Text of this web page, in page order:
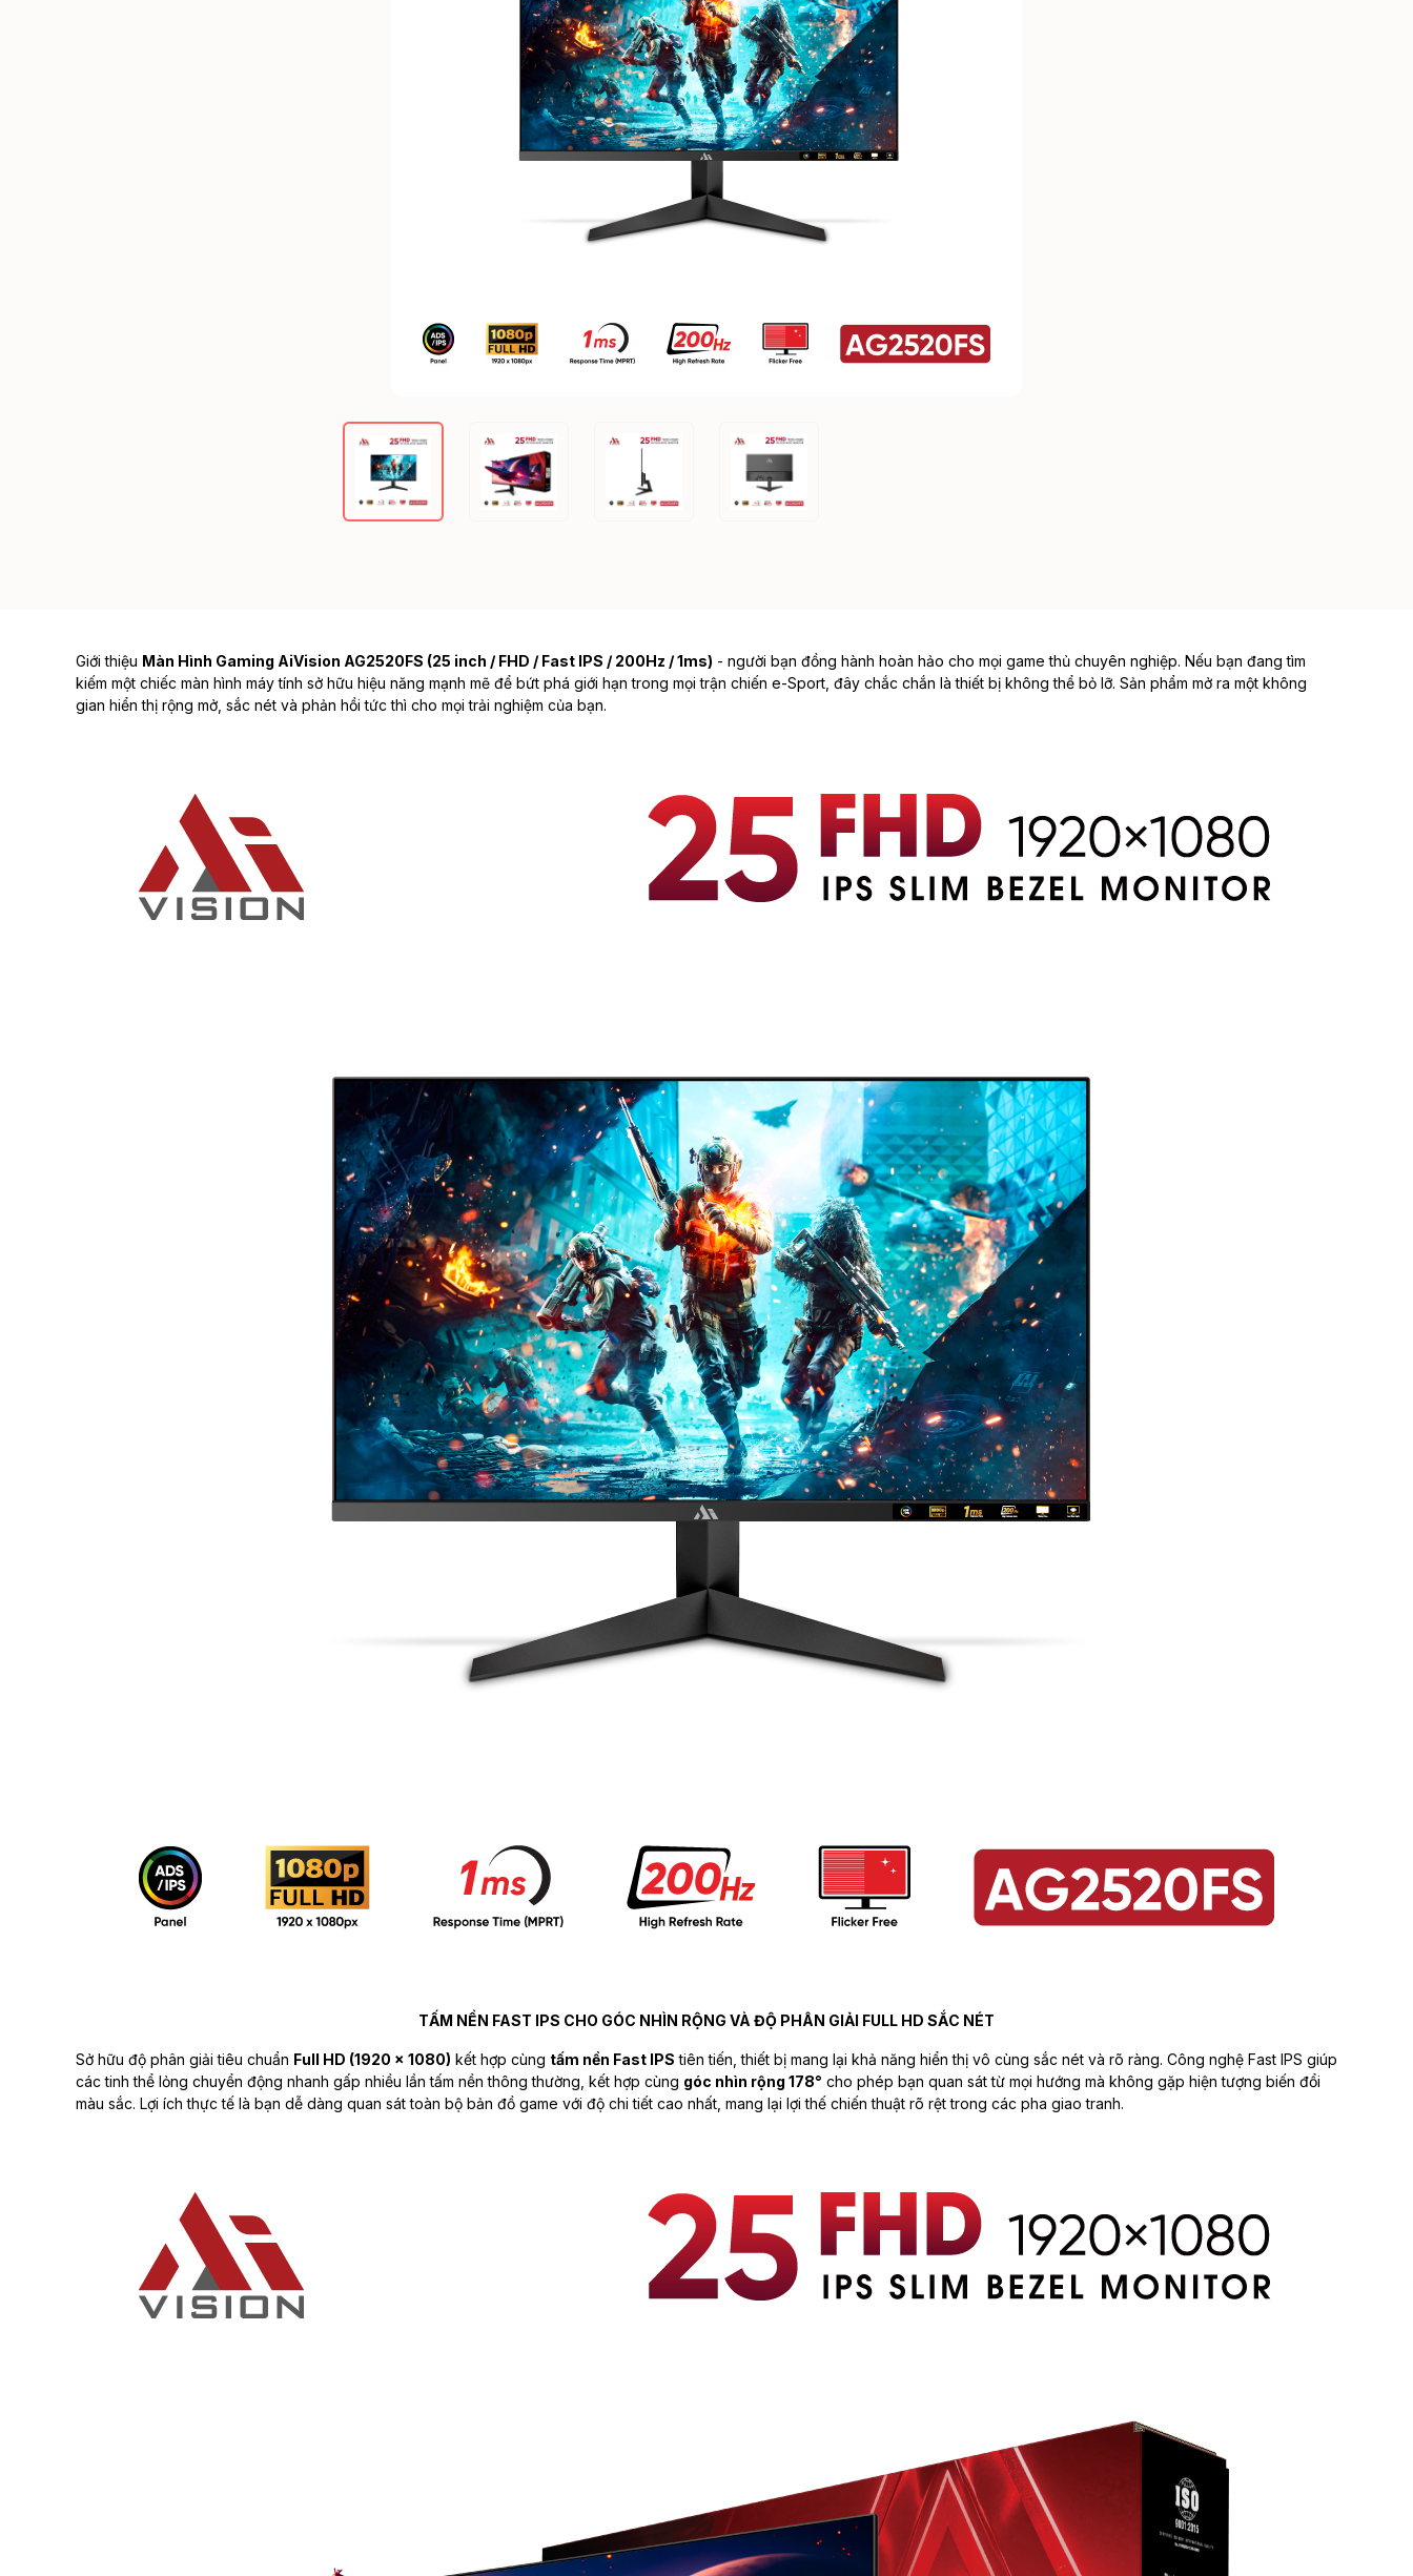
Giới thiệu Màn Hình Gaming AiVision AG2520FS (25 inch / FHD / Fast IPS / 200Hz / 1ms) - người bạn đồng hành hoàn hảo cho mọi game thủ chuyên nghiệp. Nếu bạn đang tìm
kiếm một chiếc màn hình máy tính sở hữu hiệu năng mạnh mẽ để bứt phá giới hạn trong mọi trận chiến e-Sport, đây chắc chắn là thiết bị không thể bỏ lỡ. Sản phẩm mở ra một không
gian hiển thị rộng mở, sắc nét và phản hồi tức thì cho mọi trải nghiệm của bạn.
TẤM NỀN FAST IPS CHO GÓC NHÌN RỘNG VÀ ĐỘ PHÂN GIẢI FULL HD SẮC NÉT
Sở hữu độ phân giải tiêu chuẩn Full HD (1920 x 1080) kết hợp cùng tấm nền Fast IPS tiên tiến, thiết bị mang lại khả năng hiển thị vô cùng sắc nét và rõ ràng. Công nghệ Fast IPS giúp
các tinh thể lỏng chuyển động nhanh gấp nhiều lần tấm nền thông thường, kết hợp cùng góc nhìn rộng 178° cho phép bạn quan sát từ mọi hướng mà không gặp hiện tượng biến đổi
màu sắc. Lợi ích thực tế là bạn dễ dàng quan sát toàn bộ bản đồ game với độ chi tiết cao nhất, mang lại lợi thế chiến thuật rõ rệt trong các pha giao tranh.